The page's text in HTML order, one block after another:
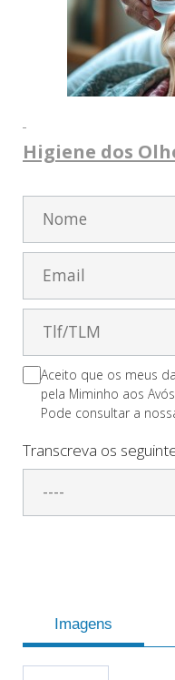
Higiene dos
Aceito que os meus
pela Miminho aos
Pode consultar a
Transcreva os
Imagens